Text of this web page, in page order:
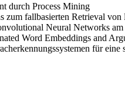
durch Process Mining
zum fallbasierten Retrieval
Neural Networks
Word Embeddings and
für eine